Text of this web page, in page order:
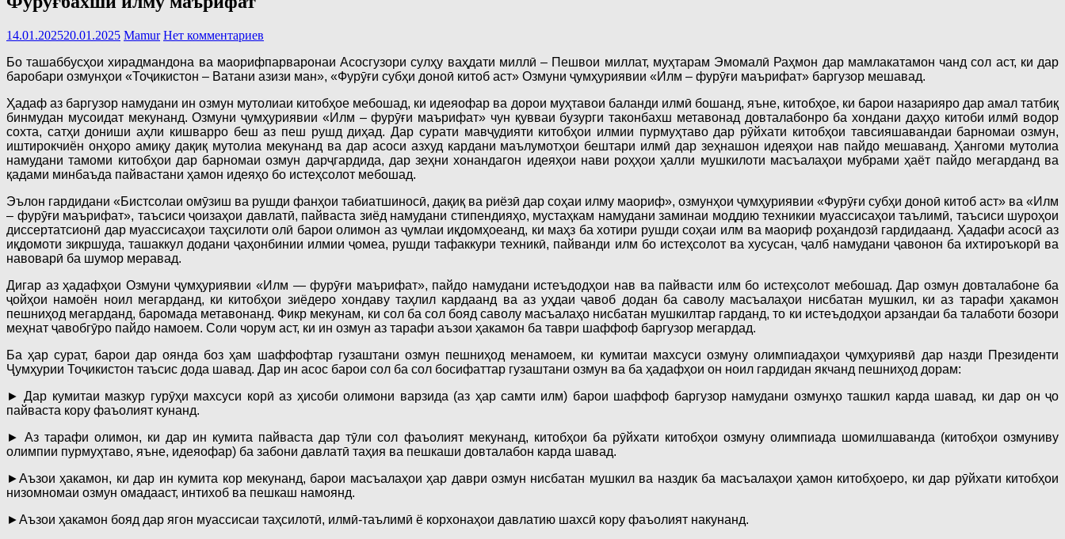
14.01.202520.01.2025 Mamur Нет комментариев
Бо ташаббусҳои хирадмандона ва маорифпарваронаи Асосгузори сулҳу ваҳдати миллӣ – Пешвои миллат, муҳтарам Эмомалӣ Раҳмон дар мамлакатамон чанд сол аст, ки дар
баробари озмунҳои «Тоҷикистон – Ватани азизи ман», «Фурӯғи субҳи доноӣ китоб аст» Озмуни ҷумҳуриявии «Илм – фурӯғи маърифат» баргузор мешавад.
Ҳадаф аз баргузор намудани ин озмун мутолиаи китобҳое мебошад, ки идеяофар ва дорои муҳтавои баланди илмӣ бошанд, яъне, китобҳое, ки барои назарияро дар амал татбиқ
бинмудан мусоидат мекунанд. Озмуни ҷумҳуриявии «Илм – фурӯғи маърифат» чун қувваи бузурги таконбахш метавонад довталабонро ба хондани даҳҳо китоби илмӣ водор
сохта, сатҳи дониши аҳли кишварро беш аз пеш рушд диҳад. Дар сурати мавҷудияти китобҳои илмии пурмуҳтаво дар рӯйхати китобҳои тавсияшавандаи барномаи озмун,
иштирокчиён онҳоро амиқу дақиқ мутолиа мекунанд ва дар асоси азхуд кардани маълумотҳои бештари илмӣ дар зеҳнашон идеяҳои нав пайдо мешаванд. Ҳангоми мутолиа
намудани тамоми китобҳои дар барномаи озмун дарҷгардида, дар зеҳни хонандагон идеяҳои нави роҳҳои ҳалли мушкилоти масъалаҳои мубрами ҳаёт пайдо мегарданд ва
қадами минбаъда пайвастани ҳамон идеяҳо бо истеҳсолот мебошад.
Эълон гардидани «Бистсолаи омӯзиш ва рушди фанҳои табиатшиносӣ, дақиқ ва риёзӣ дар соҳаи илму маориф», озмунҳои ҷумҳуриявии «Фурӯғи субҳи доноӣ китоб аст» ва «Илм
– фурӯғи маърифат», таъсиси ҷоизаҳои давлатӣ, пайваста зиёд намудани стипендияҳо, мустаҳкам намудани заминаи моддию техникии муассисаҳои таълимӣ, таъсиси шуроҳои
диссертатсионӣ дар муассисаҳои таҳсилоти олӣ барои олимон аз ҷумлаи иқдомҳоеанд, ки маҳз ба хотири рушди соҳаи илм ва маориф роҳандозӣ гардидаанд. Ҳадафи асосӣ аз
иқдомоти зикршуда, ташаккул додани ҷаҳонбинии илмии ҷомеа, рушди тафаккури техникӣ, пайванди илм бо истеҳсолот ва хусусан, ҷалб намудани ҷавонон ба ихтироъкорӣ ва
навоварӣ ба шумор меравад.
Дигар аз ҳадафҳои Озмуни ҷумҳуриявии «Илм — фурӯғи маърифат», пайдо намудани истеъдодҳои нав ва пайвасти илм бо истеҳсолот мебошад. Дар озмун довталабоне ба
ҷойҳои намоён ноил мегарданд, ки китобҳои зиёдеро хондаву таҳлил кардаанд ва аз уҳдаи ҷавоб додан ба саволу масъалаҳои нисбатан мушкил, ки аз тарафи ҳакамон
пешниҳод мегарданд, баромада метавонанд. Фикр мекунам, ки сол ба сол бояд саволу масъалаҳо нисбатан мушкилтар гарданд, то ки истеъдодҳои арзандаи ба талаботи бозори
меҳнат ҷавобгӯро пайдо намоем. Соли чорум аст, ки ин озмун аз тарафи аъзои ҳакамон ба таври шаффоф баргузор мегардад.
Ба ҳар сурат, барои дар оянда боз ҳам шаффофтар гузаштани озмун пешниҳод менамоем, ки кумитаи махсуси озмуну олимпиадаҳои ҷумҳуриявӣ дар назди Президенти
Ҷумҳурии Тоҷикистон таъсис дода шавад. Дар ин асос барои сол ба сол босифаттар гузаштани озмун ва ба ҳадаф­ҳои он ноил гардидан якчанд пешниҳод дорам:
► Дар кумитаи мазкур гурӯҳи махсуси корӣ аз ҳисоби олимони варзида (аз ҳар самти илм) барои шаффоф баргузор намудани озмунҳо ташкил карда шавад, ки дар он ҷо
пайваста кору фаъолият кунанд.
► Аз тарафи олимон, ки дар ин кумита пайваста дар тӯли сол фаъолият мекунанд, китобҳои ба рӯйхати китобҳои озмуну олимпиада шомилшаванда (китобҳои озмуниву
олимпии пурмуҳтаво, яъне, идеяофар) ба забони давлатӣ таҳия ва пешкаши довталабон карда шавад.
►Аъзои ҳакамон, ки дар ин кумита кор мекунанд, барои масъалаҳои ҳар даври озмун нисбатан мушкил ва наздик ба масъалаҳои ҳамон китобҳоеро, ки дар рӯйхати китобҳои
низомномаи озмун омадааст, интихоб ва пешкаш намоянд.
►Аъзои ҳакамон бояд дар ягон муассисаи таҳсилотӣ, илмӣ-таълимӣ ё корхо­наҳои давлатию шахсӣ кору фаъолият накунанд.